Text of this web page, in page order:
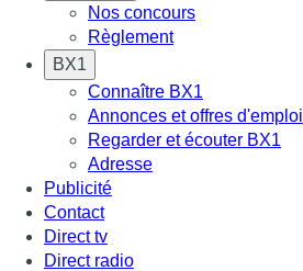
Nos concours
Règlement
BX1
Connaître BX1
Annonces et offres d'emploi
Regarder et écouter BX1
Adresse
Publicité
Contact
Direct tv
Direct radio